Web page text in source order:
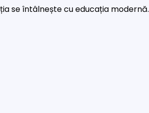
se întâlnește cu educația modernă.